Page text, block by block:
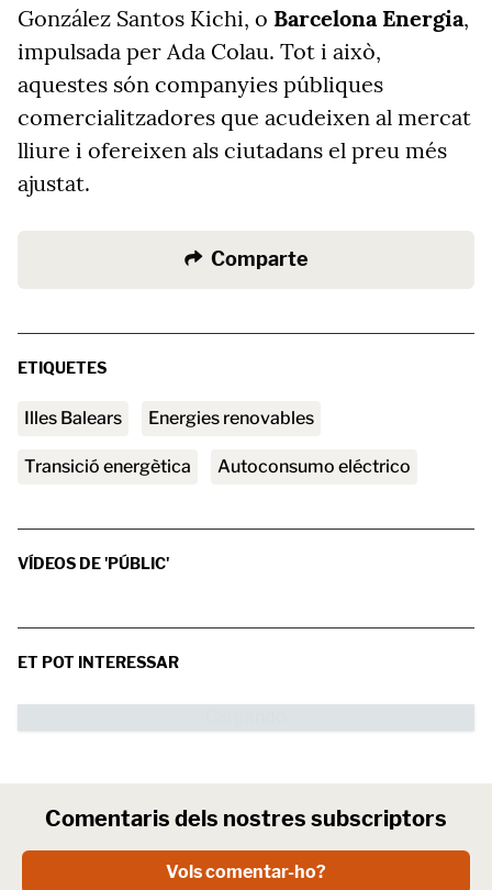
González Santos Kichi, o Barcelona Energia,
impulsada per Ada Colau. Tot i això,
aquestes són companyies públiques
comercialitzadores que acudeixen al mercat
lliure i ofereixen als ciutadans el preu més
ajustat.
Comparte
ETIQUETES
Illes Balears Energies renovables
transició energètica Autoconsumo eléctrico
VÍDEOS DE 'PÚBLIC'
ET POT INTERESSAR
Comentaris dels nostres subscriptors
Vols comentar-ho?